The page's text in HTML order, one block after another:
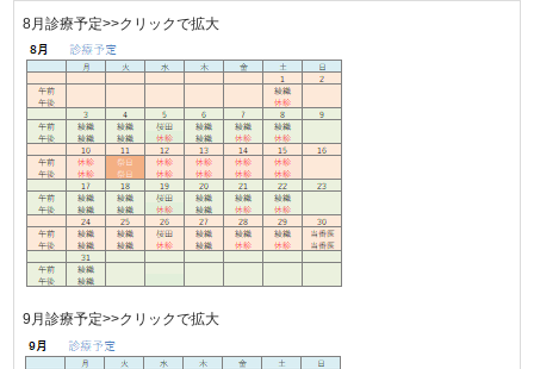
8月診療予定>>クリックで拡大
9月診療予定>>クリックで拡大